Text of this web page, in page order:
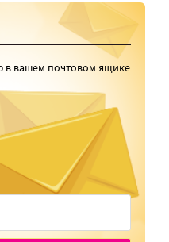
в вашем почтовом ящике